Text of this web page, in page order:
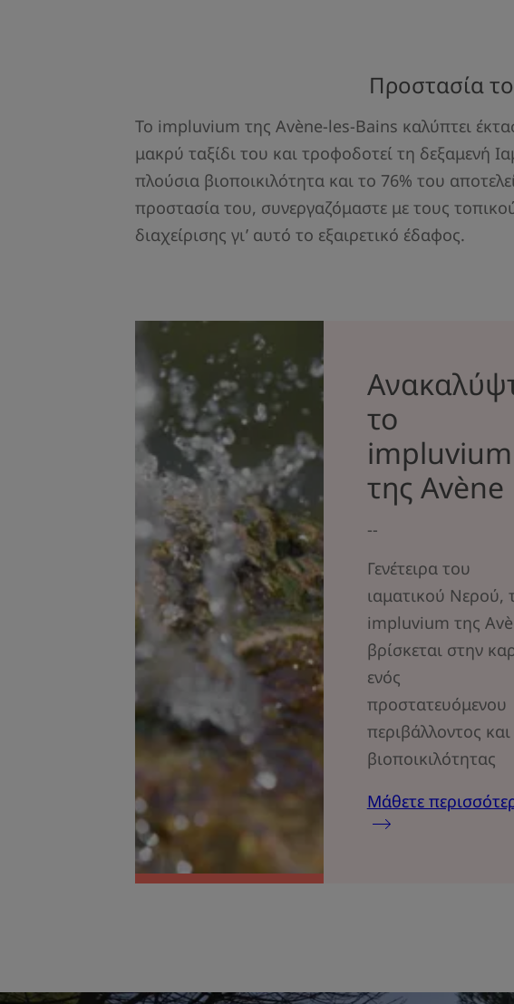
Προστασία
Το impluvium της Avène-les-Bains καλύπτει
μακρύ ταξίδι του και τροφοδοτεί τη δεξαμενή
πλούσια βιοποικιλότητα και το 76% του
προστασία του, συνεργαζόμαστε με τους
διαχείρισης γι’ αυτό το εξαιρετικό έδαφος.
το
impluvium
της Avène
--
Γενέτειρα του
ιαματικού Νερού,
impluvium της
βρίσκεται στην
ενός
προστατευόμενου
περιβάλλοντος και
βιοποικιλότητας
Μάθετε